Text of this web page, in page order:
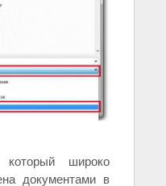
широко
документами в